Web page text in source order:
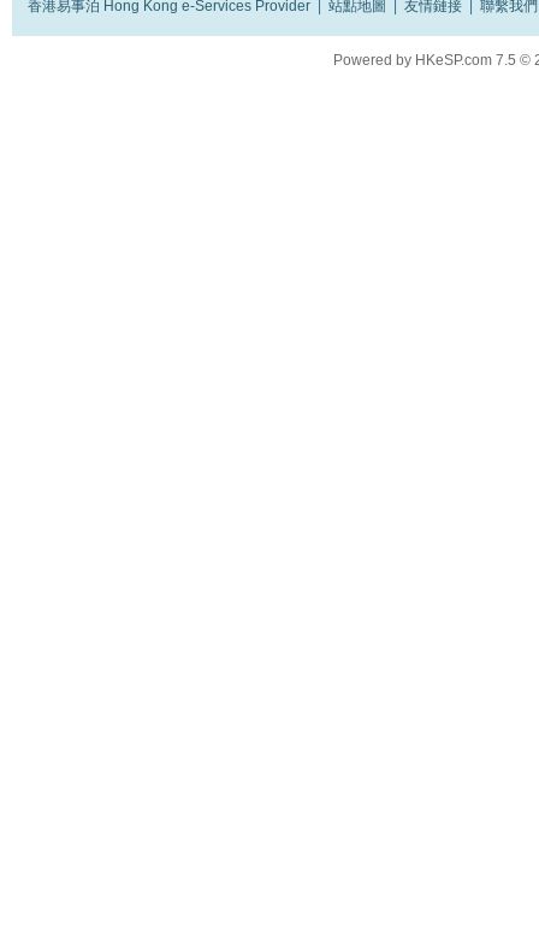
香港易事泊 Hong Kong e-Services Provider 站點地圖 友情鏈接 聯繫我們
Powered by HKeSP.com 7.5 ©